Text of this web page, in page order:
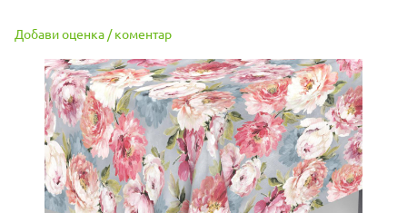
Добави оценка / коментар